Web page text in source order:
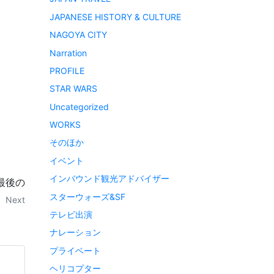
後の
Next
JAPANESE HISTORY & CULTURE
NAGOYA CITY
Narration
PROFILE
STAR WARS
Uncategorized
WORKS
そのほか
イベント
インバウンド観光アドバイザー
スターウォーズ&SF
テレビ出演
ナレーション
プライベート
ヘリコプター